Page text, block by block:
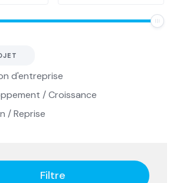
d'entreprise
/ Croissance
/ Reprise
Filtre